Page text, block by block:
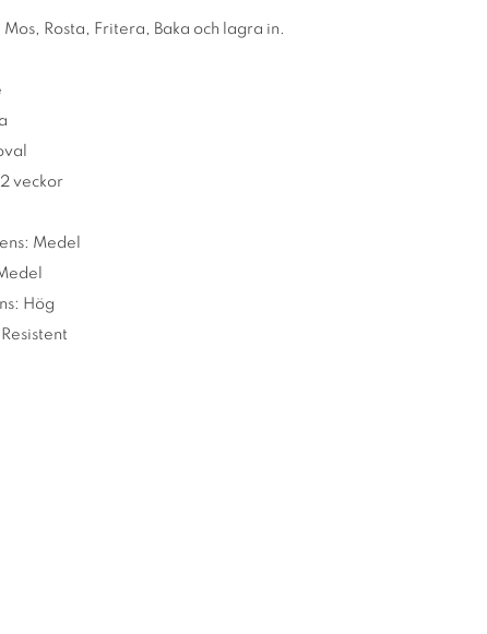
Mos, Rosta, Fritera, Baka och lagra in.
veckor
Medel
Hög